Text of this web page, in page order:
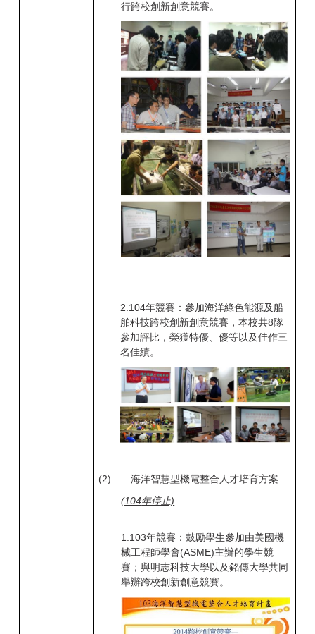
行跨校創新創意競賽。
2.104年競賽：參加海洋綠色能源及船
舶科技跨校創新創意競賽，本校共8隊
參加評比，榮獲特優、優等以及佳作三
名佳績。
(2)海洋智慧型機電整合人才培育方案
(104年停止)
1. 103年競賽：鼓勵學生參加由美國機
械工程師學會(ASME)主辦的學生競
賽；與明志科技大學以及銘傳大學共同
舉辦跨校創新創意競賽。